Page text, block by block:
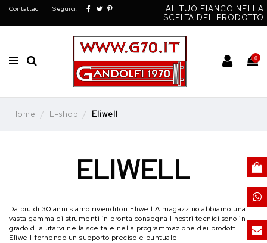
Contattaci Seguici:
AL TUO FIANCO NELLA
SCELTA DEL PRODOTTO
0
Home E-shop Eliwell
ELIWELL
Da più di 30 anni siamo rivenditori Eliwell A magazzino abbiamo una
vasta gamma di strumenti in pronta consegna I nostri tecnici sono in
grado di aiutarvi nella scelta e nella programmazione dei prodotti
Eliwell fornendo un supporto preciso e puntuale